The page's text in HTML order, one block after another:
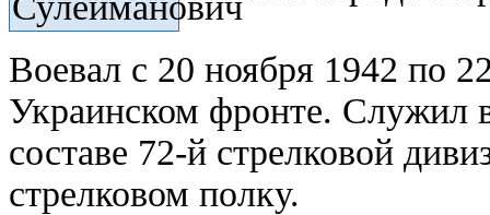
Воевал с 20 ноября 1942 по
Украинском фронте. Служил
составе 72-й стрелковой
стрелковом полку.